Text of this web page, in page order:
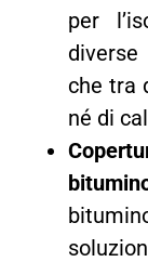
per
che tra
né di